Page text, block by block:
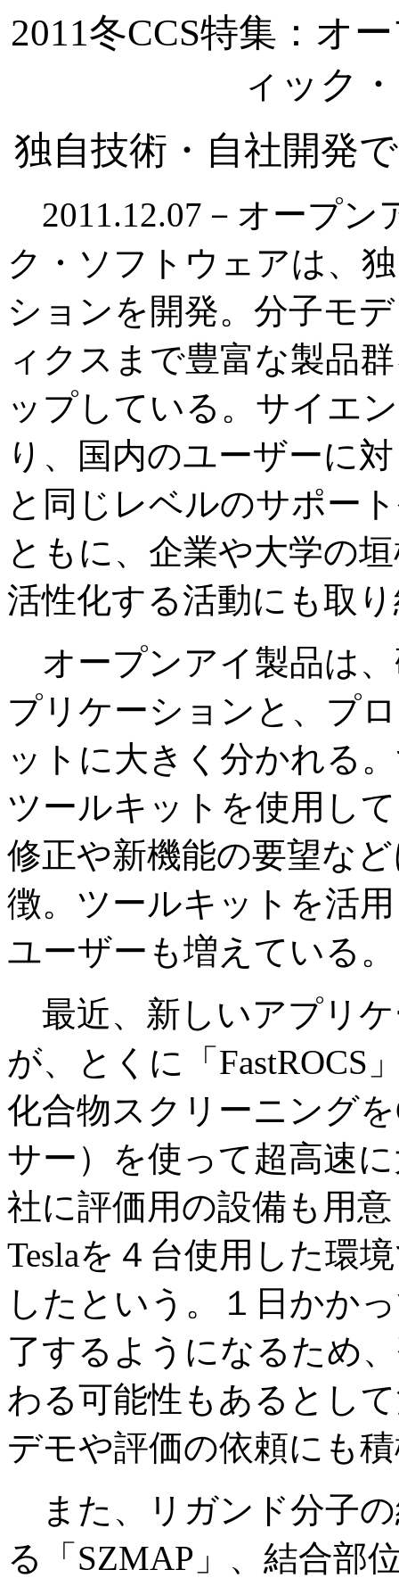
2011冬CCS特集：オ
ィック
独自技術・自社開発
2011.12.07－オープン
ク・ソフトウェアは、
ションを開発。分子モ
ィクスまで豊富な製品
ップしている。サイエ
り、国内のユーザーに
と同じレベルのサポー
ともに、企業や大学の
活性化する活動にも取
オープンアイ製品は
プリケーションと、プ
ットに大きく分かれる
ツールキットを使用し
修正や新機能の要望な
徴。ツールキットを活
ユーザーも増えている。
最近、新しいアプリ
が、とくに「FastROCS
化合物スクリーニング
サー）を使って超高速
社に評価用の設備も用
Teslaを４台使用した環
したという。１日かか
了するようになるため
わる可能性もあるとし
デモや評価の依頼にも
また、リガンド分子
る「SZMAP」、結合部